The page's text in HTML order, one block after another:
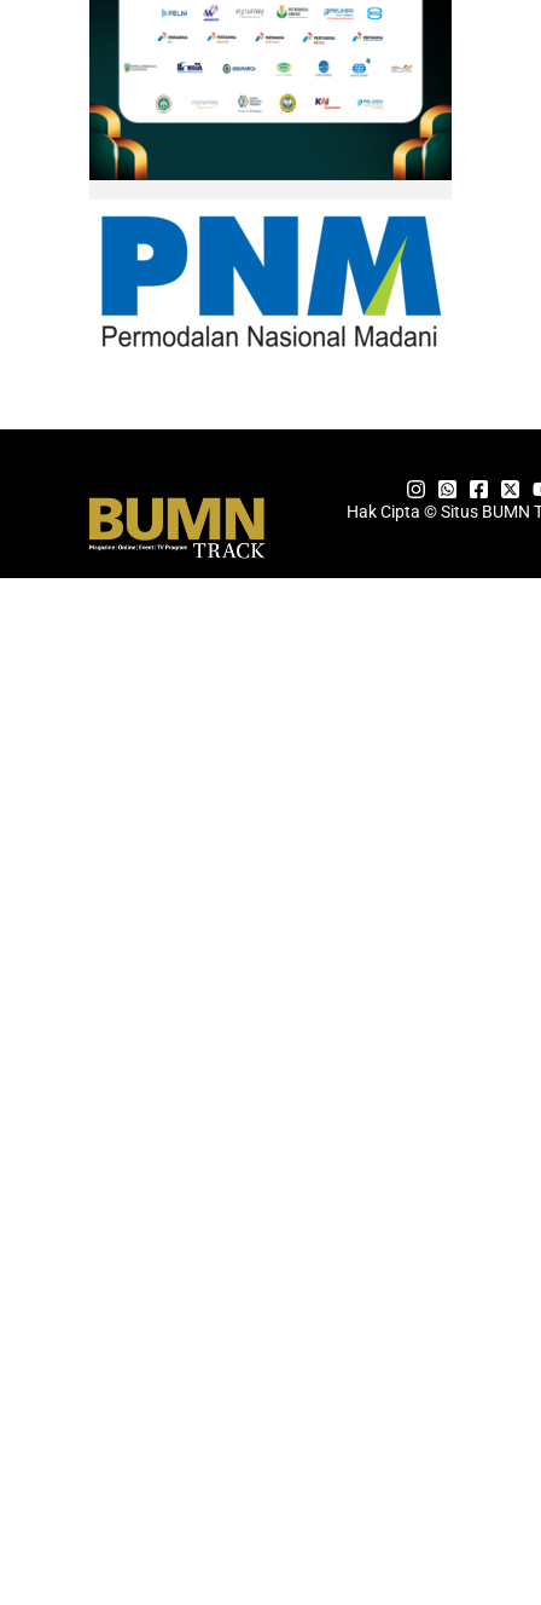
Hak Cipta © Situs BUMN